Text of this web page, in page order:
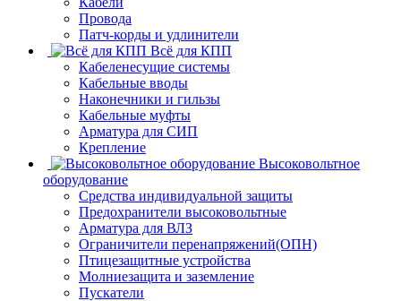
Провода
Патч-корды и удлинители
Всё для КПП
Кабеленесущие системы
Кабельные вводы
Наконечники и гильзы
Кабельные муфты
Арматура для СИП
Крепление
Высоковольтное
оборудование
Средства индивидуальной защиты
Предохранители высоковольтные
Арматура для ВЛЗ
Ограничители перенапряжений(ОПН)
Птицезащитные устройства
Молниезащита и заземление
Пускатели